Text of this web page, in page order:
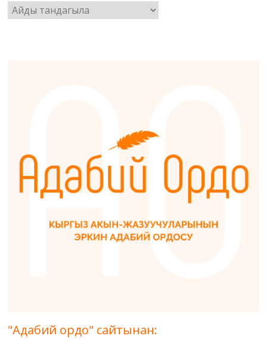
Архив
"Адабий ордо" сайтынан: